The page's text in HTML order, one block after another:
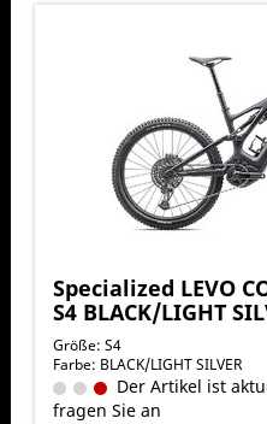
Specialized LEVO
S4 BLACK/LIGHT
Größe: S4
Farbe: BLACK/LIGHT SILVER
Der Artikel ist
fragen Sie an